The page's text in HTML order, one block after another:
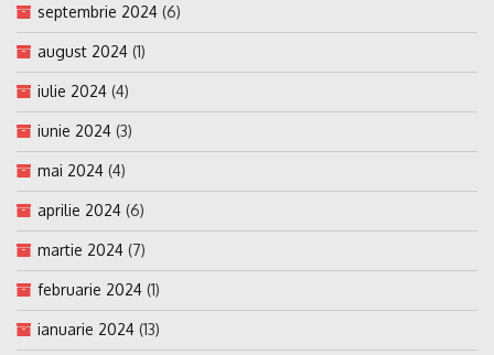
septembrie 2024 (6)
august 2024 (1)
iulie 2024 (4)
iunie 2024 (3)
mai 2024 (4)
aprilie 2024 (6)
martie 2024 (7)
februarie 2024 (1)
ianuarie 2024 (13)